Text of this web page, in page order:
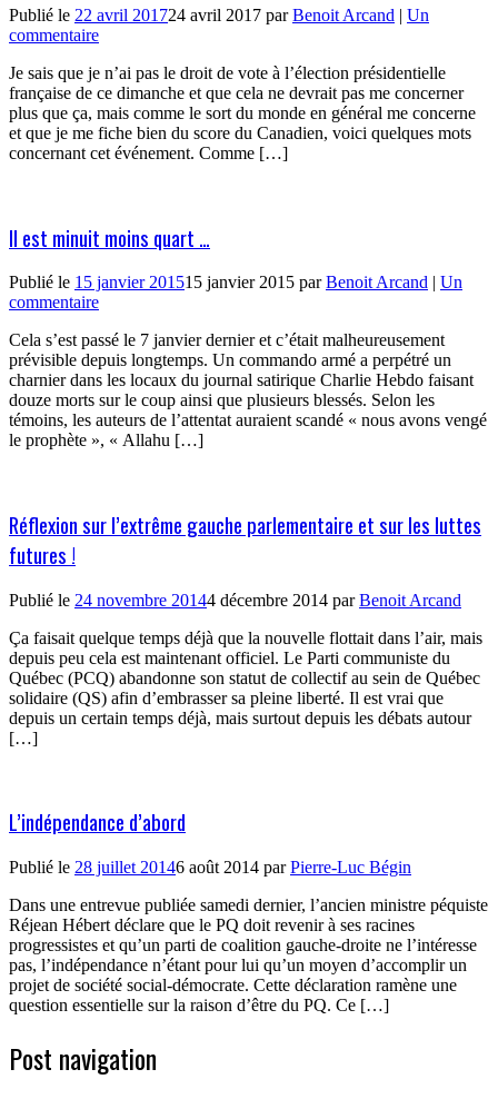
Publié le 22 avril 201724 avril 2017 parBenoit Arcand | Un
commentaire
Je sais que je n’ai pas le droit de vote à l’élection présidentielle
française de ce dimanche et que cela ne devrait pas me concerner
plus que ça, mais comme le sort du monde en général me concerne
et que je me fiche bien du score du Canadien, voici quelques mots
concernant cet événement. Comme […]
Il est minuit moins quart …
Publié le 15 janvier 201515 janvier 2015 parBenoit Arcand | Un
commentaire
Cela s’est passé le 7 janvier dernier et c’était malheureusement
prévisible depuis longtemps. Un commando armé a perpétré un
charnier dans les locaux du journal satirique Charlie Hebdo faisant
douze morts sur le coup ainsi que plusieurs blessés. Selon les
témoins, les auteurs de l’attentat auraient scandé « nous avons vengé
le prophète », « Allahu […]
Réflexion sur l’extrême gauche parlementaire et sur les luttes
futures !
Publié le 24 novembre 20144 décembre 2014 parBenoit Arcand
Ça faisait quelque temps déjà que la nouvelle flottait dans l’air, mais
depuis peu cela est maintenant officiel. Le Parti communiste du
Québec (PCQ) abandonne son statut de collectif au sein de Québec
solidaire (QS) afin d’embrasser sa pleine liberté. Il est vrai que
depuis un certain temps déjà, mais surtout depuis les débats autour
[…]
L’indépendance d’abord
Publié le 28 juillet 20146 août 2014 parPierre-Luc Bégin
Dans une entrevue publiée samedi dernier, l’ancien ministre péquiste
Réjean Hébert déclare que le PQ doit revenir à ses racines
progressistes et qu’un parti de coalition gauche-droite ne l’intéresse
pas, l’indépendance n’étant pour lui qu’un moyen d’accomplir un
projet de société social-démocrate. Cette déclaration ramène une
question essentielle sur la raison d’être du PQ. Ce […]
Post navigation